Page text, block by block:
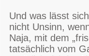
Und was lässt
nicht Unsinn,
Naja, mit dem
tatsächlich vom